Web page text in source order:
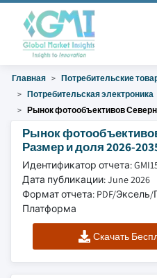
Главная
Потребительские
Потребительская электроника
Рынок фотообъективов
Рынок
Размер и доля 2026-
Идентификатор отчета:
Дата публикации: June 2026
Формат отчета: PDF/
Платформа
Скачать